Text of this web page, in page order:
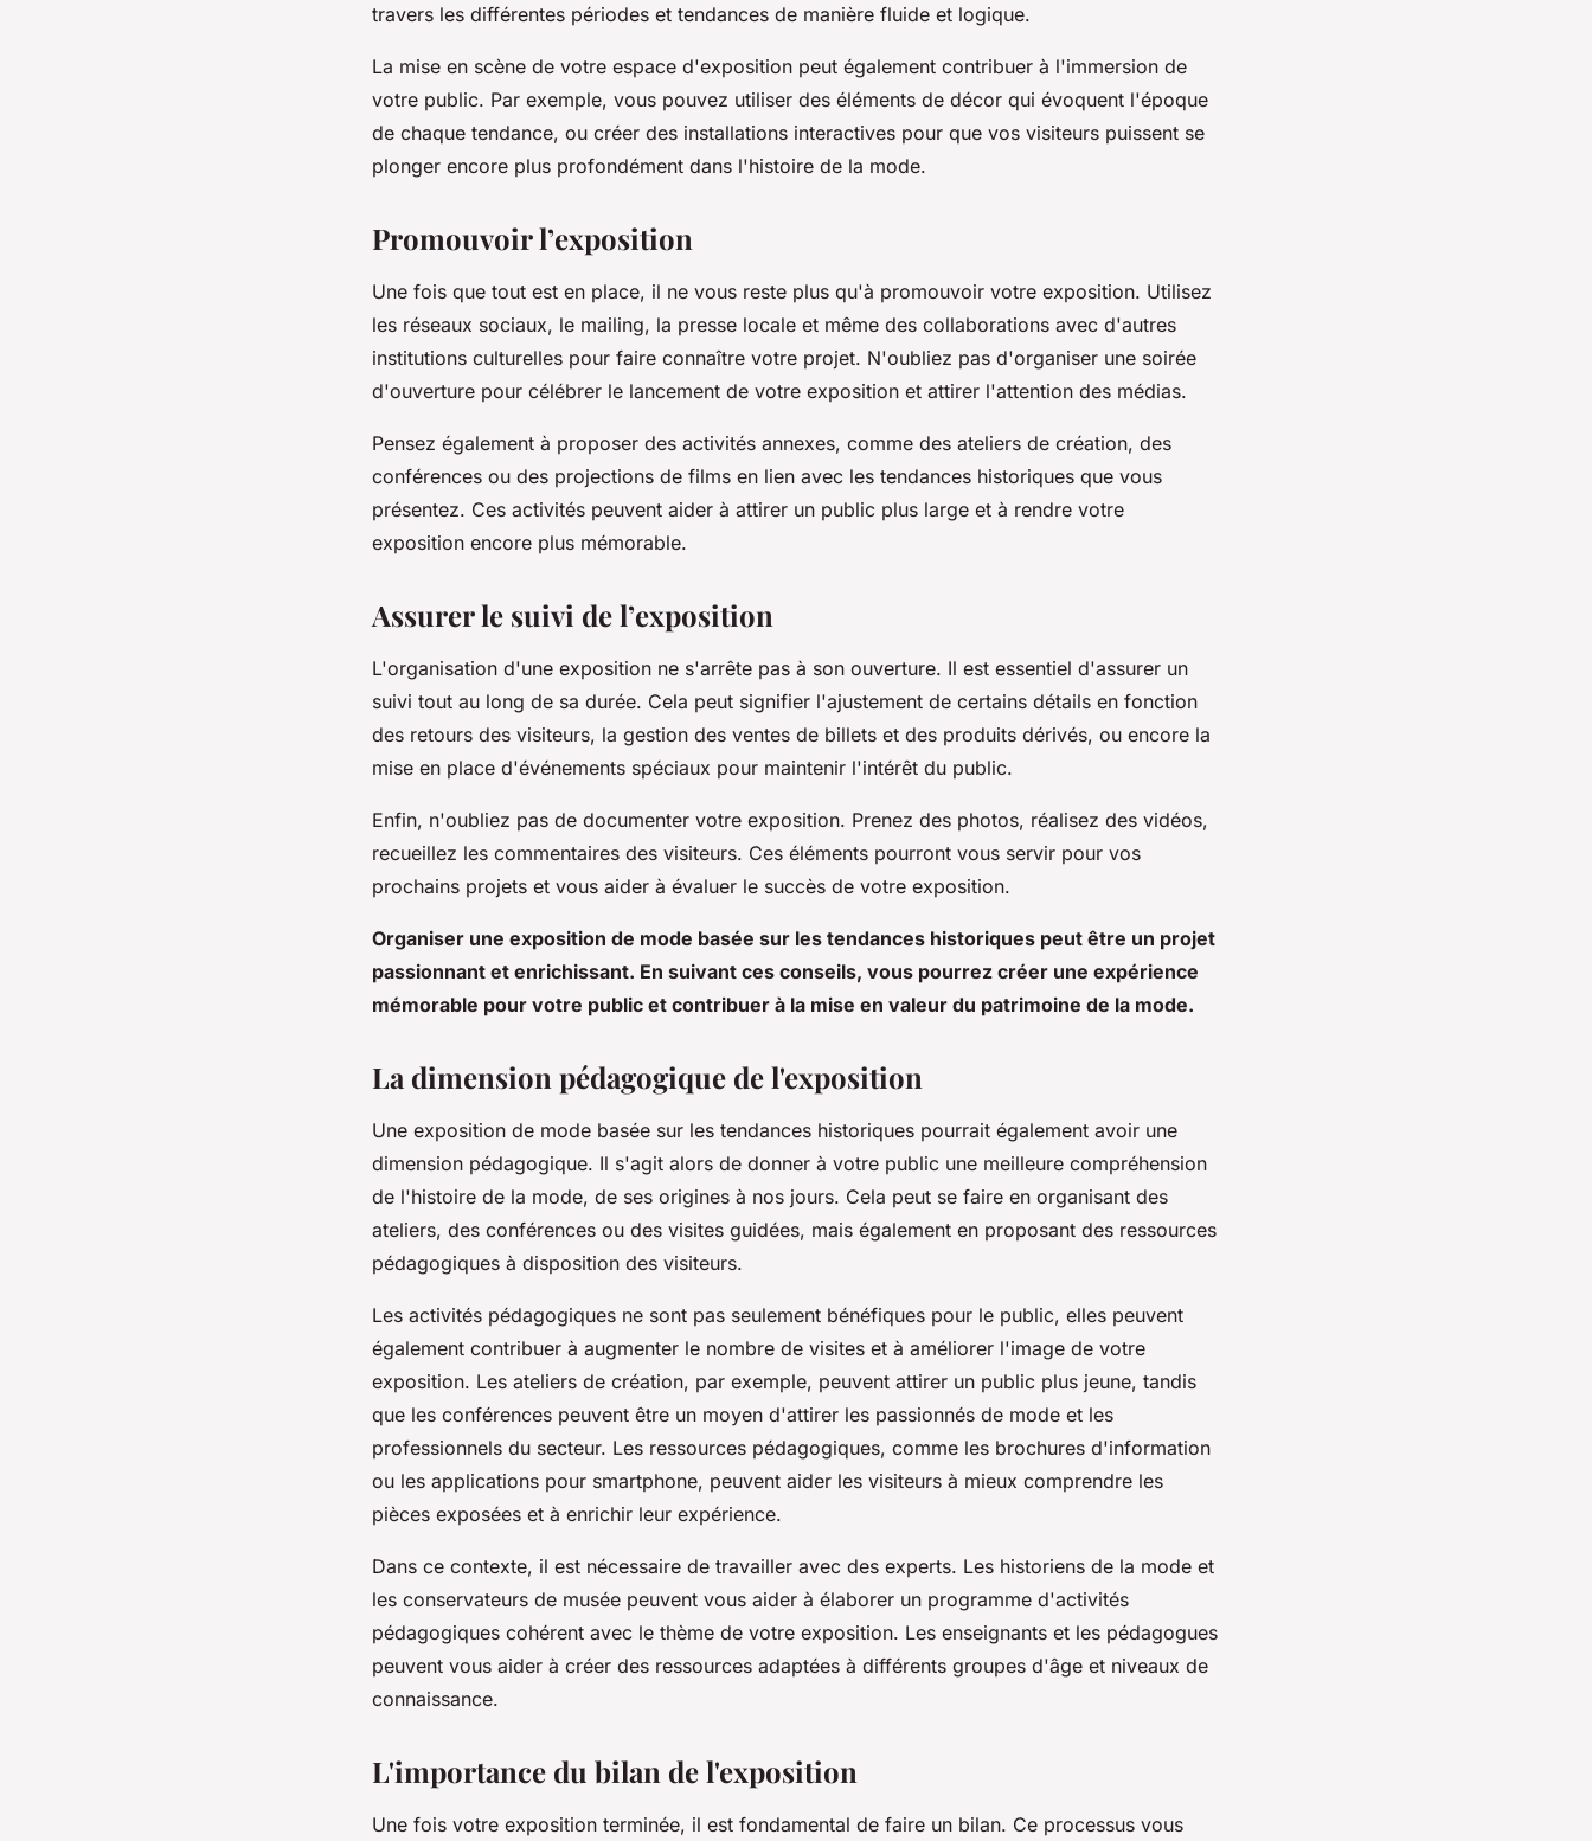
travers les différentes périodes et tendances de manière fluide et logique.
La mise en scène de votre espace d'exposition peut également contribuer à l'immersion de
votre public. Par exemple, vous pouvez utiliser des éléments de décor qui évoquent l'époque
de chaque tendance, ou créer des installations interactives pour que vos visiteurs puissent se
plonger encore plus profondément dans l'histoire de la mode.
Promouvoir l’exposition
Une fois que tout est en place, il ne vous reste plus qu'à promouvoir votre exposition. Utilisez
les réseaux sociaux, le mailing, la presse locale et même des collaborations avec d'autres
institutions culturelles pour faire connaître votre projet. N'oubliez pas d'organiser une soirée
d'ouverture pour célébrer le lancement de votre exposition et attirer l'attention des médias.
Pensez également à proposer des activités annexes, comme des ateliers de création, des
conférences ou des projections de films en lien avec les tendances historiques que vous
présentez. Ces activités peuvent aider à attirer un public plus large et à rendre votre
exposition encore plus mémorable.
Assurer le suivi de l’exposition
L'organisation d'une exposition ne s'arrête pas à son ouverture. Il est essentiel d'assurer un
suivi tout au long de sa durée. Cela peut signifier l'ajustement de certains détails en fonction
des retours des visiteurs, la gestion des ventes de billets et des produits dérivés, ou encore la
mise en place d'événements spéciaux pour maintenir l'intérêt du public.
Enfin, n'oubliez pas de documenter votre exposition. Prenez des photos, réalisez des vidéos,
recueillez les commentaires des visiteurs. Ces éléments pourront vous servir pour vos
prochains projets et vous aider à évaluer le succès de votre exposition.
Organiser une exposition de mode basée sur les tendances historiques peut être un projet
passionnant et enrichissant. En suivant ces conseils, vous pourrez créer une expérience
mémorable pour votre public et contribuer à la mise en valeur du patrimoine de la mode.
La dimension pédagogique de l'exposition
Une exposition de mode basée sur les tendances historiques pourrait également avoir une
dimension pédagogique. Il s'agit alors de donner à votre public une meilleure compréhension
de l'histoire de la mode, de ses origines à nos jours. Cela peut se faire en organisant des
ateliers, des conférences ou des visites guidées, mais également en proposant des ressources
pédagogiques à disposition des visiteurs.
Les activités pédagogiques ne sont pas seulement bénéfiques pour le public, elles peuvent
également contribuer à augmenter le nombre de visites et à améliorer l'image de votre
exposition. Les ateliers de création, par exemple, peuvent attirer un public plus jeune, tandis
que les conférences peuvent être un moyen d'attirer les passionnés de mode et les
professionnels du secteur. Les ressources pédagogiques, comme les brochures d'information
ou les applications pour smartphone, peuvent aider les visiteurs à mieux comprendre les
pièces exposées et à enrichir leur expérience.
Dans ce contexte, il est nécessaire de travailler avec des experts. Les historiens de la mode et
les conservateurs de musée peuvent vous aider à élaborer un programme d'activités
pédagogiques cohérent avec le thème de votre exposition. Les enseignants et les pédagogues
peuvent vous aider à créer des ressources adaptées à différents groupes d'âge et niveaux de
connaissance.
L'importance du bilan de l'exposition
Une fois votre exposition terminée, il est fondamental de faire un bilan. Ce processus vous